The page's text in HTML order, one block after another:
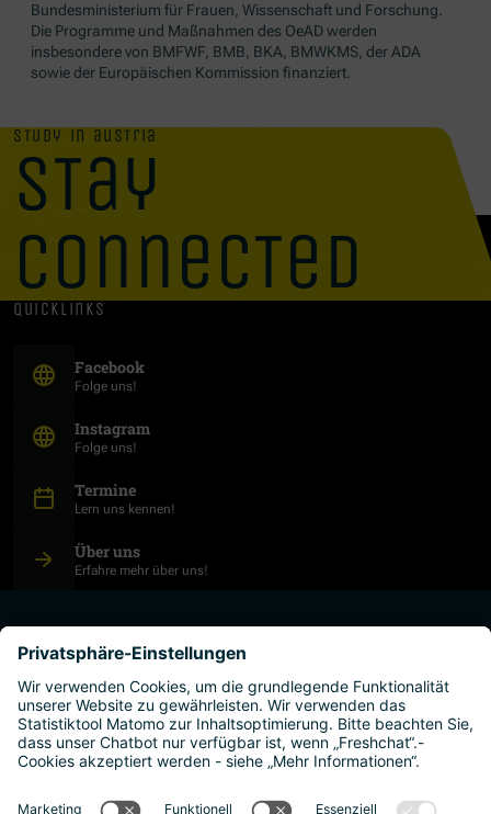
Bundesministerium für Frauen, Wissenschaft und Forschung.
Die Programme und Maßnahmen des OeAD werden
insbesondere von BMFWF, BMB, BKA, BMWKMS, der ADA
sowie der Europäischen Kommission finanziert.
study in austria
stay
connected
quicklinks
Facebook(Öffnet in neuem Fenster)
Folge uns!
Instagram
Folge uns!
Termine
Lern uns kennen!
Über uns
Erfahre mehr über uns!
studium planen
hochschulen
leben und arbeiten
warum österreich?